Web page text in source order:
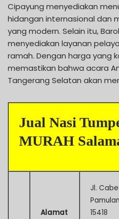
Cipayung menyediakan
hidangan internasional dan
yang modern. Selain itu,
menyediakan layanan
ramah. Dengan harga yang
memastikan bahwa acara
Tangerang Selatan akan
Jual Nasi
MURAH
Alamat
Jl.
15418